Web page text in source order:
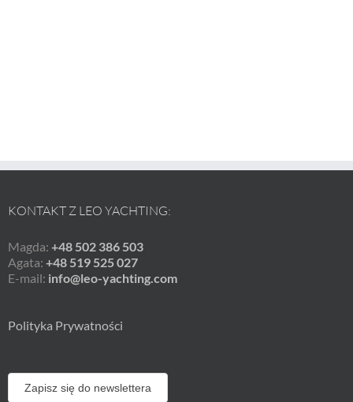
KONTAKT Z LEO YACHTING:
Magda: +48 502 386 503
Agata: +48 519 525 027
E-mail: info@leo-yachting.com
Polityka Prywatności
Zapisz się do newslettera